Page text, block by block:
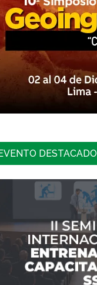
DESTACADO